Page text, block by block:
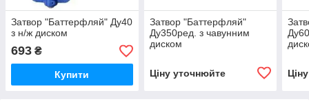
Затвор "Баттерфляй" Ду40
з н/ж диском
693 ₴
Купити
Затвор "Баттерфляй"
Ду350ред. з чавунним
диском
Ціну уточнюйте